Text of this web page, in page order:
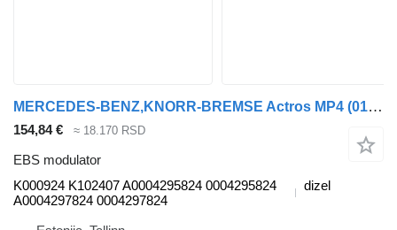
MERCEDES-BENZ,KNORR-BREMSE Actros MP4 (01.12-) K000924 K102407 EBS modulator za Mercedes-Benz Actros MP4 Antos Arocs (2012-) tegljača
154,84 € ≈ 18.170 RSD
EBS modulator
K000924 K102407 A0004295824 0004295824
A0004297824 0004297824
dizel